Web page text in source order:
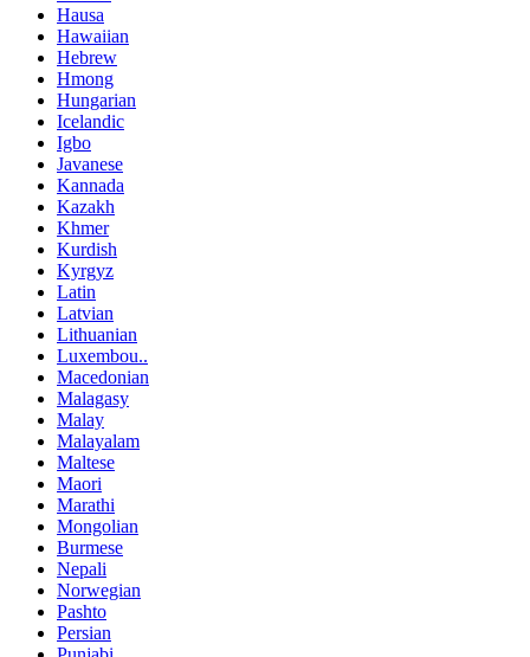
Hausa
Hawaiian
Hebrew
Hmong
Hungarian
Icelandic
Igbo
Javanese
Kannada
Kazakh
Khmer
Kurdish
Kyrgyz
Latin
Latvian
Lithuanian
Luxembou..
Macedonian
Malagasy
Malay
Malayalam
Maltese
Maori
Marathi
Mongolian
Burmese
Nepali
Norwegian
Pashto
Persian